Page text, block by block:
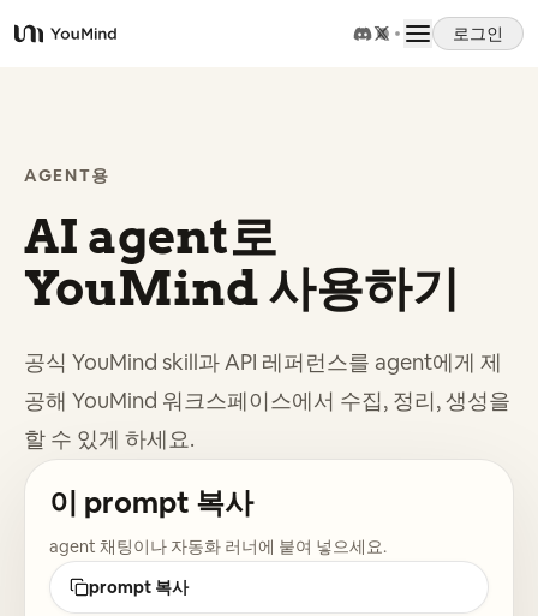
YouMind
로그인
사용 사례
스킬
가격
다운로드
블로그
AGENT용
AI agent로
YouMind 사용하기
공식 YouMind skill과 API 레퍼런스를 agent에게 제
공해 YouMind 워크스페이스에서 수집, 정리, 생성을
할 수 있게 하세요.
이 prompt 복사
agent 채팅이나 자동화 러너에 붙여 넣으세요.
prompt 복사